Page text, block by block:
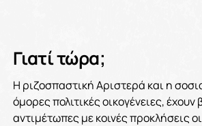
Γιατί τώρα;
Η ριζοσπαστική Αριστερά και η
όμορες πολιτικές οικογένειες, έχουν
αντιμέτωπες με κοινές προκλήσεις